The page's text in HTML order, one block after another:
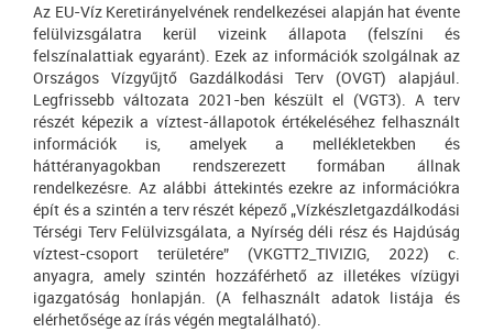
Az EU-Víz Keretirányelvének rendelkezései alapján hat évente
felülvizsgálatra kerül vizeink állapota (felszíni és
felszínalattiak egyaránt). Ezek az információk szolgálnak az
Országos Vízgyűjtő Gazdálkodási Terv (OVGT) alapjául.
Legfrissebb változata 2021-ben készült el (VGT3). A terv
részét képezik a víztest-állapotok értékeléséhez felhasznált
információk is, amelyek a mellékletekben és
háttéranyagokban rendszerezett formában állnak
rendelkezésre. Az alábbi áttekintés ezekre az információkra
épít és a szintén a terv részét képező „Vízkészletgazdálkodási
Térségi Terv Felülvizsgálata, a Nyírség déli rész és Hajdúság
víztest-csoport területére” (VKGTT2_TIVIZIG, 2022) c.
anyagra, amely szintén hozzáférhető az illetékes vízügyi
igazgatóság honlapján. (A felhasznált adatok listája és
elérhetősége az írás végén megtalálható).